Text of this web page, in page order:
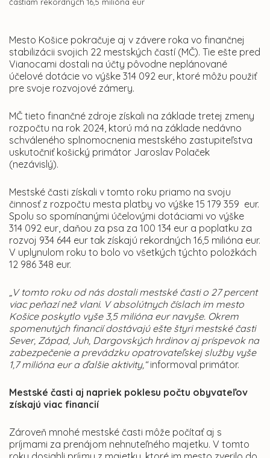
častiam rekordných 16,5 milióna eur
Mesto Košice pokračuje aj v závere roka vo finančnej
stabilizácii svojich 22 mestských častí (MČ). Tie ešte pred
Vianocami dostali na účty pôvodne neplánované
účelové dotácie vo výške 314 092 eur, ktoré môžu použiť
pre svoje rozvojové zámery.
MČ tieto finančné zdroje získali na základe tretej zmeny
rozpočtu na rok 2024, ktorú má na základe nedávno
schváleného splnomocnenia mestského zastupiteľstva
uskutočniť košický primátor Jaroslav Polaček
(nezávislý).
Mestské časti získali v tomto roku priamo na svoju
činnosť z rozpočtu mesta platby vo výške 15 179 359 eur.
Spolu so spomínanými účelovými dotáciami vo výške
314 092 eur, daňou za psa za 100 134 eur a poplatku za
rozvoj 934 644 eur tak získajú rekordných 16,5 milióna eur.
V uplynulom roku to bolo vo všetkých týchto položkách
12 986 348 eur.
„V tomto roku od nás dostali mestské časti o 27 percent
viac peňazí než vlani. V absolútnych číslach im mesto
Košice poskytlo vyše 3,5 milióna eur navyše. Okrem
spomenutých financií dostávajú ešte štyri mestské časti
Sever, Západ, Juh, Dargovských hrdinov aj príspevok na
zabezpečenie a prevádzku opatrovateľskej služby vyše
1,7 milióna eur a ďalšie aktivity,“informoval primátor.
Mestské časti aj napriek poklesu počtu obyvateľov
získajú viac financií
Zároveň mnohé mestské časti môže počítať aj s
príjmami za prenájom nehnuteľného majetku. V tomto